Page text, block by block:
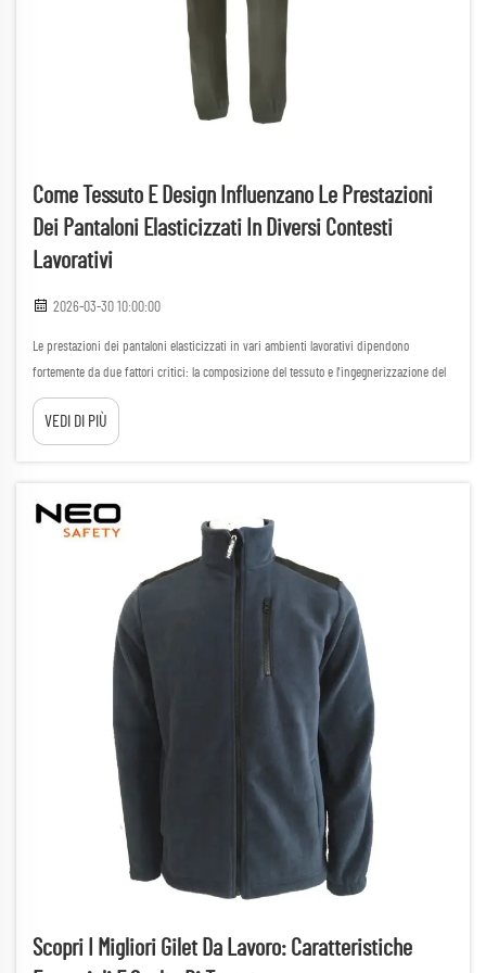
Come Tessuto E Design Influenzano Le Prestazioni
Dei Pantaloni Elasticizzati In Diversi Contesti
Lavorativi
2026-03-30 10:00:00
Le prestazioni dei pantaloni elasticizzati in vari ambienti lavorativi dipendono
fortemente da due fattori critici: la composizione del tessuto e l'ingegnerizzazione del
design. I lavoratori di settori quali edilizia, manifatturiero e servizi all'aperto contano
su pantaloni elasticizzati che garantiscano ...
VEDI DI PIÙ
Scopri I Migliori Gilet Da Lavoro: Caratteristiche